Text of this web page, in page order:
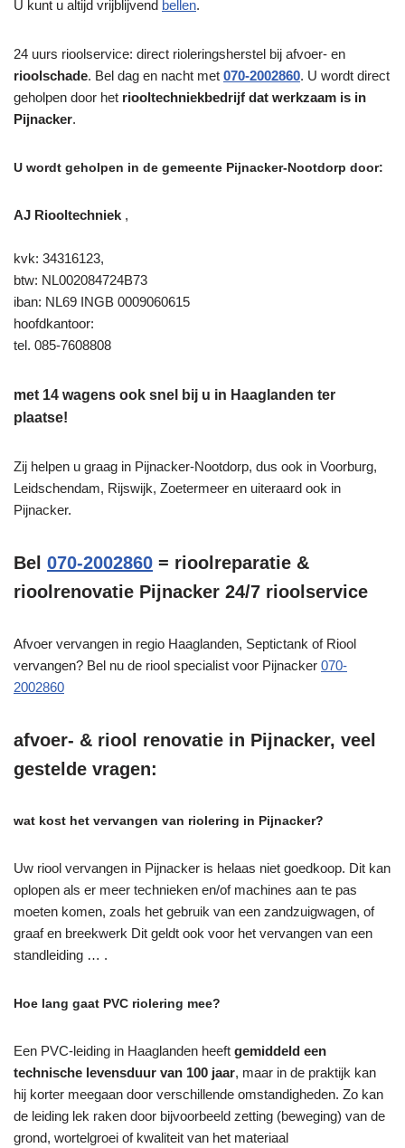
U kunt u altijd vrijblijvend bellen.
24 uurs rioolservice: direct rioleringsherstel bij afvoer- en
rioolschade. Bel dag en nacht met 070-2002860. U wordt direct
geholpen door het riooltechniekbedrijf dat werkzaam is in
Pijnacker.
U wordt geholpen in de gemeente Pijnacker-Nootdorp door:
AJ Riooltechniek ,
kvk: 34316123,
btw: NL002084724B73
iban: NL69 INGB 0009060615
hoofdkantoor:
tel. 085-7608808
met 14 wagens ook snel bij u in Haaglanden ter
plaatse!
Zij helpen u graag in Pijnacker-Nootdorp, dus ook in Voorburg,
Leidschendam, Rijswijk, Zoetermeer en uiteraard ook in
Pijnacker.
Bel 070-2002860 = rioolreparatie &
rioolrenovatie Pijnacker 24/7 rioolservice
Afvoer vervangen in regio Haaglanden, Septictank of Riool
vervangen? Bel nu de riool specialist voor Pijnacker 070-
2002860
afvoer- & riool renovatie in Pijnacker, veel
gestelde vragen:
wat kost het vervangen van riolering in Pijnacker?
Uw riool vervangen in Pijnacker is helaas niet goedkoop. Dit kan
oplopen als er meer technieken en/of machines aan te pas
moeten komen, zoals het gebruik van een zandzuigwagen, of
graaf en breekwerk Dit geldt ook voor het vervangen van een
standleiding … .
Hoe lang gaat PVC riolering mee?
Een PVC-leiding in Haaglanden heeft gemiddeld een
technische levensduur van 100 jaar, maar in de praktijk kan
hij korter meegaan door verschillende omstandigheden. Zo kan
de leiding lek raken door bijvoorbeeld zetting (beweging) van de
grond, wortelgroei of kwaliteit van het materiaal